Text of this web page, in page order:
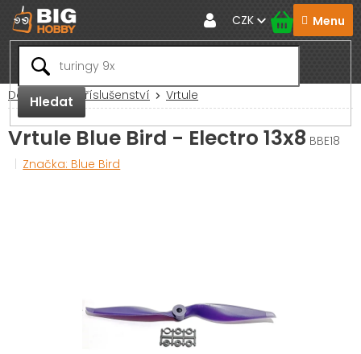
Přejít
na
obsah
Hledat
CZK
Domů RC Příslušenství Vrtule
Vrtule Blue Bird - Electro 13x8 BBE18
Značka: Blue Bird